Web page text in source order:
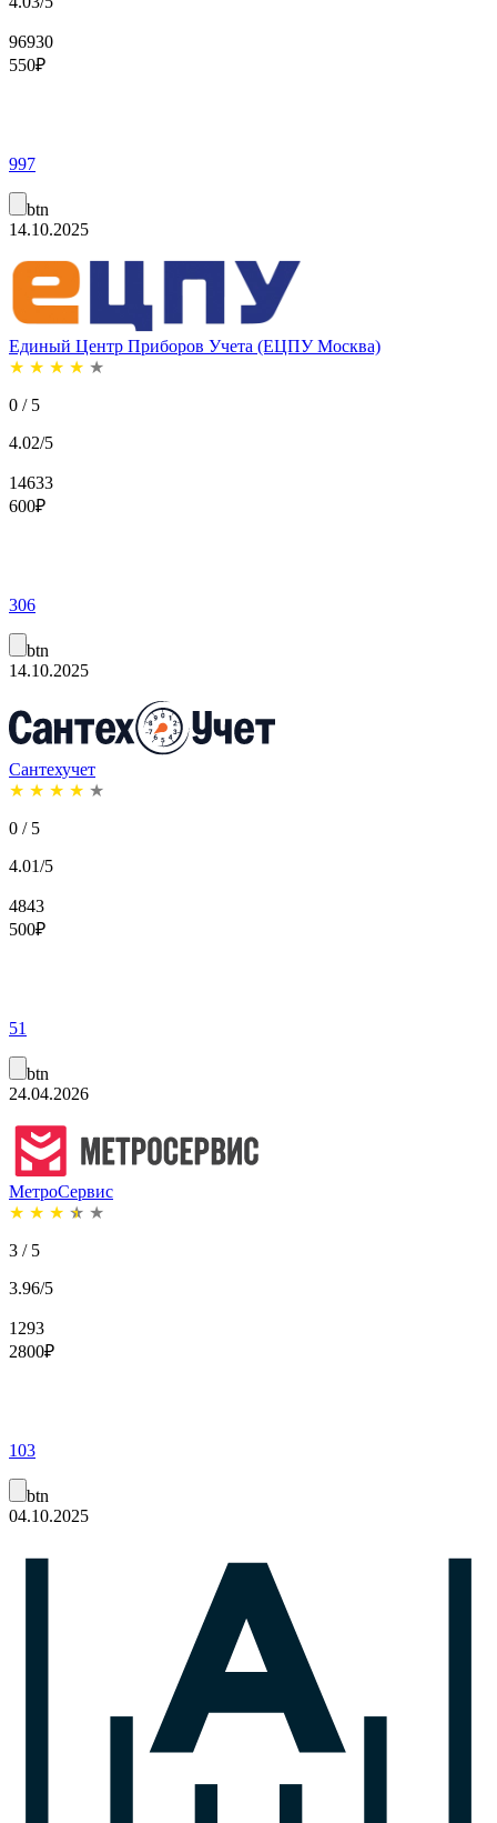
96930
550₽
997
btn
14.10.2025
Единый Центр Приборов Учета (ЕЦПУ Москва)
★ ★ ★ ★ ★
0 / 5
4.02/5
14633
600₽
306
btn
14.10.2025
Сантехучет
★ ★ ★ ★ ★
0 / 5
4.01/5
4843
500₽
51
btn
24.04.2026
МетроСервис
★ ★ ★ ★ ★
3 / 5
3.96/5
1293
2800₽
103
btn
04.10.2025